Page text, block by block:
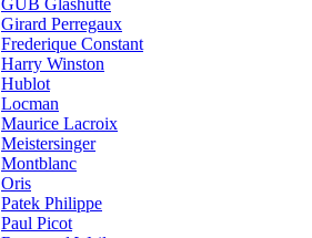
GUB Glashütte
Girard Perregaux
Frederique Constant
Harry Winston
Hublot
Locman
Maurice Lacroix
Meistersinger
Montblanc
Oris
Patek Philippe
Paul Picot